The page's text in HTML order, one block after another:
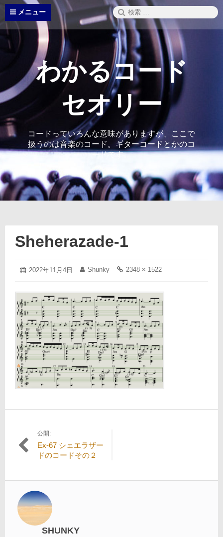
コ
テ
ン
ッ
プ
メニュー
検
索:
わかるコード
セオリー
コードっていろんな意味がありますが、ここで
扱うのは音楽のコード。ギターコードとかのコ
ードです。
Sheherazade-1
投
2022年11月4日
2022
月
4
日
投
Shunky
フ
イ
の
リ
ン
ク:
2348 × 1522
投
稿
ビ
ゲ
ー
シ
公開:
Ex-67 シェエラザー
ドのコードその２
SHUNKY